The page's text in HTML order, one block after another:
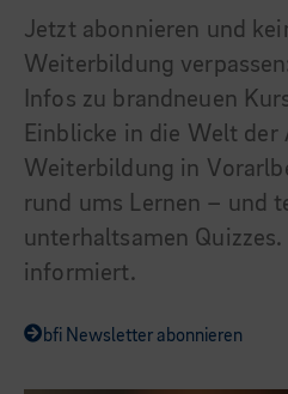
Jetzt abonnieren und
Weiterbildung
Infos zu brandneuen
Einblicke in die Welt der
Weiterbildung in
rund ums Lernen – und
unterhaltsamen
informiert.
bfi Newsletter abonnieren